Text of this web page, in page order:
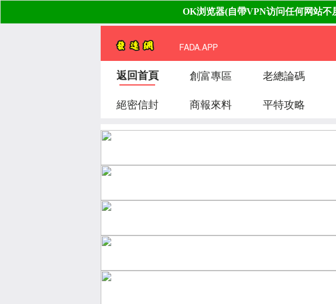
FADA.APP
返回首頁 創富專區 老總論碼
絕密信封
商報來料 平特攻略